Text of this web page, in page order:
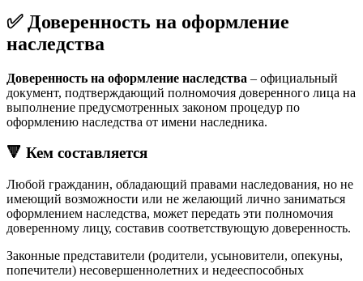
✅ Доверенность на оформление
наследства
Доверенность на оформление наследства – официальный
документ, подтверждающий полномочия доверенного лица на
выполнение предусмотренных законом процедур по
оформлению наследства от имени наследника.
🔻 Кем составляется
Любой гражданин, обладающий правами наследования, но не
имеющий возможности или не желающий лично заниматься
оформлением наследства, может передать эти полномочия
доверенному лицу, составив соответствующую доверенность.
Законные представители (родители, усыновители, опекуны,
попечители) несовершеннолетних и недееспособных